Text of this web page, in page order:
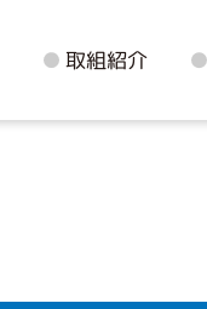
取組紹介